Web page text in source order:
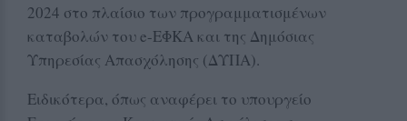
2024 στο πλαίσιο των προγραμματισμένων
καταβολών του e-ΕΦΚΑ και της Δημόσιας
Υπηρεσίας Απασχόλησης (ΔΥΠΑ).
Ειδικότερα, όπως αναφέρει το υπουργείο